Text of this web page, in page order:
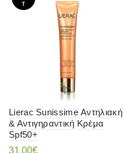
T
Lierac Sunissime Αντηλιακή
& Αντιγηραντική Κρέμα
Spf50+
31.00€